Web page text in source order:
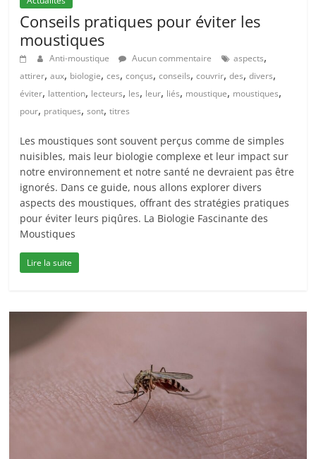
Conseils pratiques pour éviter les
moustiques
Anti-moustique Aucun commentaire aspects,
attirer,aux, biologie,ces,conçus,conseils,couvrir,des,divers,
éviter, lattention, lecteurs, les, leur, liés, moustique, moustiques,
pour, pratiques,sont,titres
Les moustiques sont souvent perçus comme de simples
nuisibles, mais leur biologie complexe et leur impact sur
notre environnement et notre santé ne devraient pas être
ignorés. Dans ce guide, nous allons explorer divers
aspects des moustiques, offrant des stratégies pratiques
pour éviter leurs piqûres. La Biologie Fascinante des
Moustiques
Lire la suite